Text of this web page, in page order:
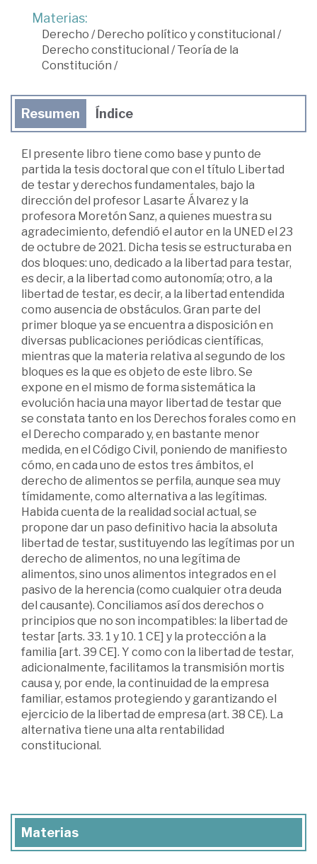
Materias:
Derecho /Derecho político y constitucional /
Derecho constitucional /Teoría de la
Constitución /
Resumen Índice
El presente libro tiene como base y punto de
partida la tesis doctoral que con el título Libertad
de testar y derechos fundamentales, bajo la
dirección del profesor Lasarte Álvarez y la
profesora Moretón Sanz, a quienes muestra su
agradecimiento, defendió el autor en la UNED el 23
de octubre de 2021. Dicha tesis se estructuraba en
dos bloques: uno, dedicado a la libertad para testar,
es decir, a la libertad como autonomía; otro, a la
libertad de testar, es decir, a la libertad entendida
como ausencia de obstáculos. Gran parte del
primer bloque ya se encuentra a disposición en
diversas publicaciones periódicas científicas,
mientras que la materia relativa al segundo de los
bloques es la que es objeto de este libro. Se
expone en el mismo de forma sistemática la
evolución hacia una mayor libertad de testar que
se constata tanto en los Derechos forales como en
el Derecho comparado y, en bastante menor
medida, en el Código Civil, poniendo de manifiesto
cómo, en cada uno de estos tres ámbitos, el
derecho de alimentos se perfila, aunque sea muy
tímidamente, como alternativa a las legítimas.
Habida cuenta de la realidad social actual, se
propone dar un paso definitivo hacia la absoluta
libertad de testar, sustituyendo las legítimas por un
derecho de alimentos, no una legítima de
alimentos, sino unos alimentos integrados en el
pasivo de la herencia (como cualquier otra deuda
del causante). Conciliamos así dos derechos o
principios que no son incompatibles: la libertad de
testar [arts. 33. 1 y 10. 1 CE] y la protección a la
familia [art. 39 CE]. Y como con la libertad de testar,
adicionalmente, facilitamos la transmisión mortis
causa y, por ende, la continuidad de la empresa
familiar, estamos protegiendo y garantizando el
ejercicio de la libertad de empresa (art. 38 CE). La
alternativa tiene una alta rentabilidad
constitucional.
Materias